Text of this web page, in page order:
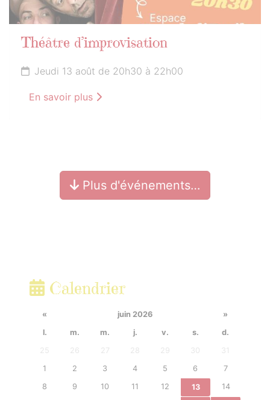
Théâtre d’improvisation
Jeudi 13 août de 20h30 à 22h00
En savoir plus
Plus d'événements…
Calendrier
« juin 2026
»
l.
m. m. j. v. s.
d.
25
26 27 28 29 30
31
1
2 3 4 5 6
7
8
9 10 11 12 13 14